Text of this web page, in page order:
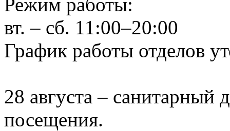
вт. – сб. 11:00–20:00
График работы отделов
28 августа – санитарный
посещения.